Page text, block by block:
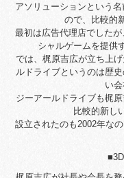
アソリューションという
ので、比較的
最初は広告代理店でした
シャルゲームを提供
では、梶原吉広が立ち上
ルドライブというのは歴
い会
ジーアールドライブも梶
比較的新し
設立されたのも2002年な